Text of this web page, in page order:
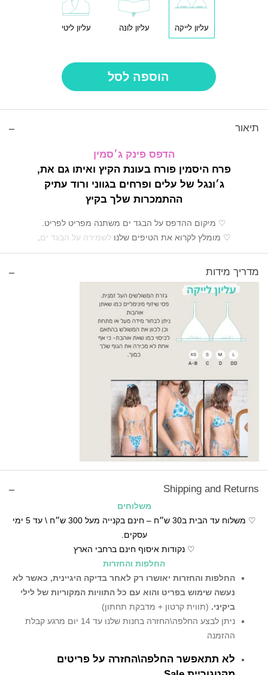
עליון לייקה עליון לונה עליון ליטי
הוספה לסל
תיאור
הדפס פינק ג׳סמין
פרח היסמין פורח בעונת הקיץ ואיתו גם את,
ג׳ונגל של עלים ופרחים בגווני ורוד עתיק
ההתמכרות שלך בקיץ
♡ מיקום ההדפס על הבגד ים משתנה מפריט לפריט.
♡ מומלץ לקרוא את הטיפים שלנו לשמירה על הבגד ים
מדריך מידות
Shipping and Returns
משלוחים
♡ משלוח עד הבית ב30 ש״ח – חינם בקנייה מעל 300 ש״ח \ עד 5 ימי
עסקים.
♡ נקודות איסוף חינם ברחבי הארץ
החלפות והחזרות
החלפות והחזרות יאושרו רק לאחר בדיקה היגיינית, כאשר לא
נעשה שימוש בפריט והוא עם כל התוויות המקוריות של לילי
ביקיני. (תווית קרטון + מדבקת תחתון)
ניתן לבצע החלפה\החזרה בחנות שלנו עד 14 יום מרגע קבלת
ההזמנה
לא תתאפשר החלפה\החזרה על פריטים